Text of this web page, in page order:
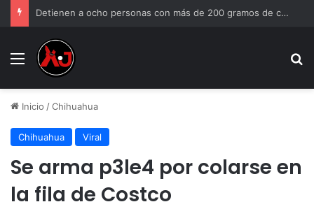
Detienen a ocho personas con más de 200 gramos de cristal en Ciudad Juárez
Menu
Inicio /Chihuahua
Chihuahua Viral
Se arma p3le4 por colarse en
la fila de Costco